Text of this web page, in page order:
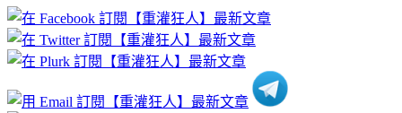
章
分
類